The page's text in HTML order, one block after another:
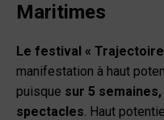
Maritimes
Le festival «
manifestation à haut
puisque sur 5
spectacles. Haut